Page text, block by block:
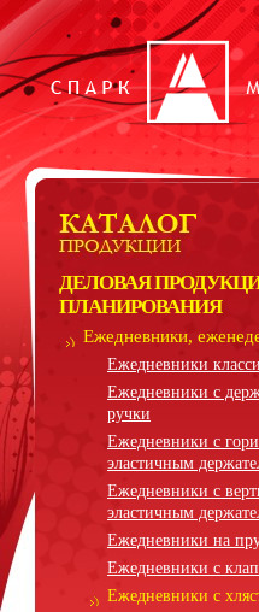
ДЕЛОВАЯ
ПЛАНИРОВАНИЯ
Ежедневники,
Ежедневники
Ежедневники с
ручки
Ежедневники с
эластичным
Ежедневники с
эластичным
Ежедневники на
Ежедневники с
Ежедневники с